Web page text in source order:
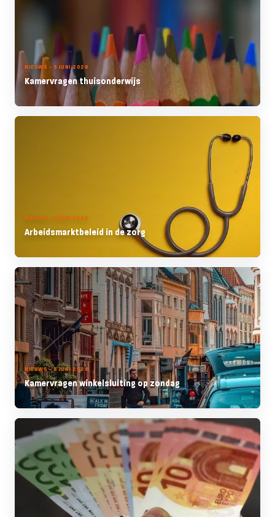
NIEUWS - 9 JUNI 2026
Kamervragen thuisonderwijs
NIEUWS - 8 JUNI 2026
Arbeidsmarktbeleid in de zorg
NIEUWS - 8 JUNI 2026
Kamervragen winkelsluiting op zondag